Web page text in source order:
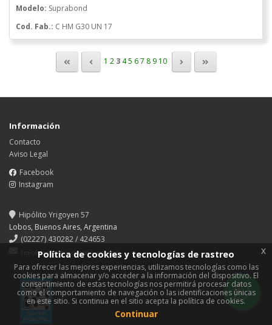
Modelo: Suprabond
Cod. Fab.: C HM G30 UN 17
1 2 3 4 5 6 7 8 9 10
Información
Contacto
Aviso Legal
Facebook
Instagram
Hipólito Yrigoyen 57
Lobos, Buenos Aires, Argentina
(02227) 430282 / 424653
Política de cookies y tecnologías de rastreo
Para ofrecer las mejores experiencias, utilizamos tecnologías como las
cookies para almacenar y/o acceder a la información del dispositivo. El
consentimiento de estas tecnologías nos permitirá procesar datos
como el comportamiento de navegación o las identificaciones únicas
en este sitio. Si continua en el sitio acepta la política de cookies.
Continuar
x